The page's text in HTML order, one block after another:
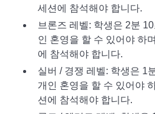
세션에 참석해야 합니다.
브론즈 레벨: 학생은 2분
인 혼영을 할 수 있어야 하
에 참석해야 합니다.
실버 / 경쟁 레벨: 학생은 1
개인 혼영을 할 수 있어야
션에 참석해야 합니다.